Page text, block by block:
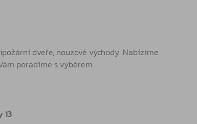
dveře, nouzové východy. Nabízíme
poradíme s výběrem.
13